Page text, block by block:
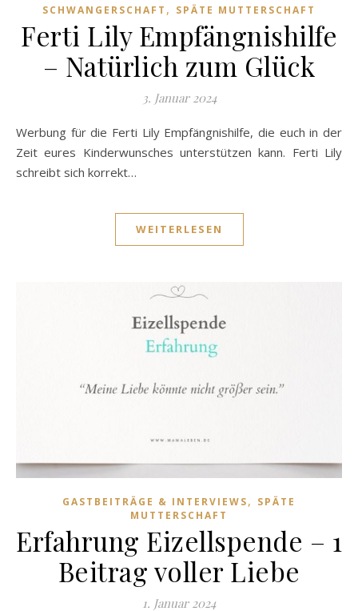
SCHWANGERSCHAFT , SPÄTE MUTTERSCHAFT
Ferti Lily Empfängnishilfe
– Natürlich zum Glück
3. Januar 2024
Werbung für die Ferti Lily Empfängnishilfe, die euch in der
Zeit eures Kinderwunsches unterstützen kann. Ferti Lily
schreibt sich korrekt…
WEITERLESEN
GASTBEITRÄGE & INTERVIEWS, SPÄTE
MUTTERSCHAFT
Erfahrung Eizellspende – 1
Beitrag voller Liebe
1. Januar 2024